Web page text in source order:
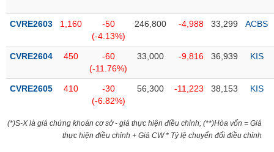
mới
yết
bổ
Hủy
CVRE2603 1,160
-50
(-4.13%)
246,800 -4,988 33,299 ACBS
CVRE2604 450
-60
(-11.76%)
33,000 -9,816 36,939 KIS
CVRE2605 410
-30
(-6.82%)
56,300 -11,223 38,153 KIS
(*)S-X là giá chứng khoán cơ sở - giá thực hiện điều chỉnh; (**)Hòa vốn = Giá
thực hiện điều chỉnh + Giá CW * Tỷ lệ chuyển đổi điều chỉnh
PHÁI
TRÁI
PHIẾU